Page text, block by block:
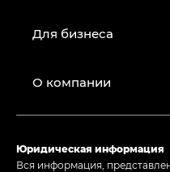
Для бизнеса
О компании
Юридическая информация
Вся информация,